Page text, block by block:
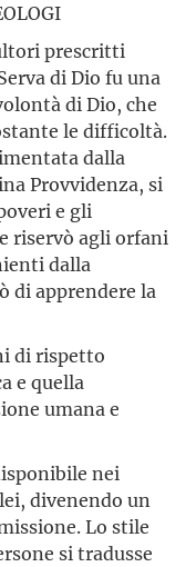
prescritti
di Dio fu una
di Dio, che
le difficoltà.
dalla
Provvidenza, si
e gli
riservò agli orfani
dalla
di apprendere la
di rispetto
e quella
umana e
nei
divenendo un
Lo stile
si tradusse